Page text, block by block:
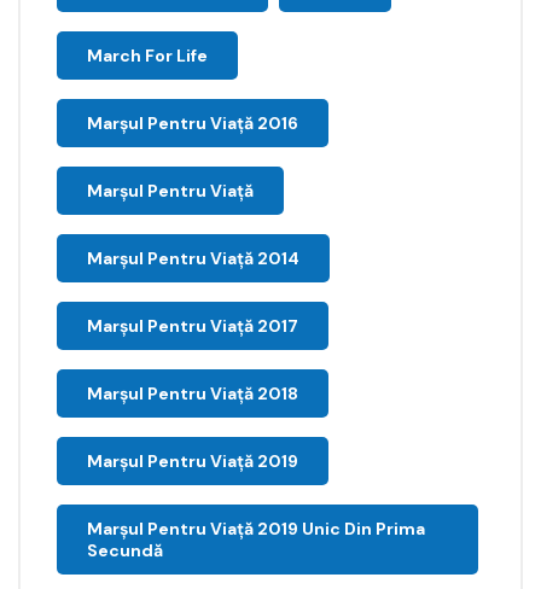
March For Life
Marşul Pentru Viaţă 2016
Marșul Pentru Viață
Marșul Pentru Viață 2014
Marșul Pentru Viață 2017
Marșul Pentru Viață 2018
Marșul Pentru Viață 2019
Marșul Pentru Viață 2019 Unic Din Prima
Secundă